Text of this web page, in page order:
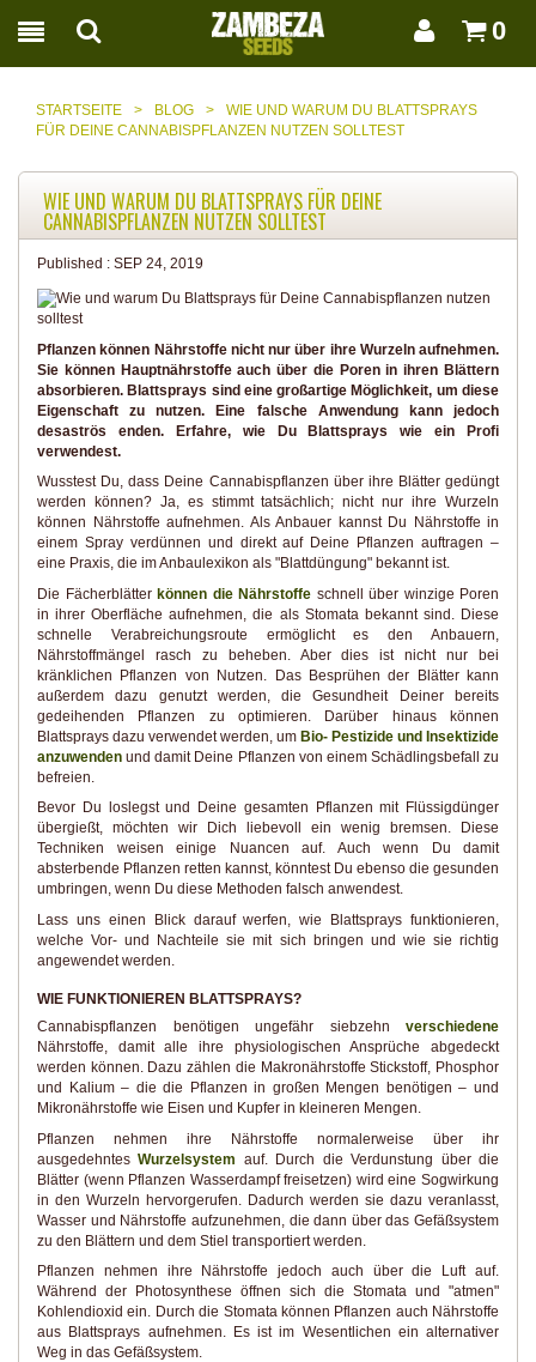
0
STARTSEITE > BLOG >
WIE UND WARUM DU BLATTSPRAYS
FÜR DEINE CANNABISPFLANZEN NUTZEN SOLLTEST
WIE UND WARUM DU BLATTSPRAYS FÜR DEINE
CANNABISPFLANZEN NUTZEN SOLLTEST
Published : SEP 24, 2019
Pflanzen können Nährstoffe nicht nur über ihre Wurzeln aufnehmen.
Sie können Hauptnährstoffe auch über die Poren in ihren Blättern
absorbieren. Blattsprays sind eine großartige Möglichkeit, um diese
Eigenschaft zu nutzen. Eine falsche Anwendung kann jedoch
desaströs enden. Erfahre, wie Du Blattsprays wie ein Profi
verwendest.
Wusstest Du, dass Deine Cannabispflanzen über ihre Blätter gedüngt
werden können? Ja, es stimmt tatsächlich; nicht nur ihre Wurzeln
können Nährstoffe aufnehmen. Als Anbauer kannst Du Nährstoffe in
einem Spray verdünnen und direkt auf Deine Pflanzen auftragen –
eine Praxis, die im Anbaulexikon als "Blattdüngung" bekannt ist.
Die Fächerblätter können die Nährstoffe schnell über winzige Poren
in ihrer Oberfläche aufnehmen, die als Stomata bekannt sind. Diese
schnelle Verabreichungsroute ermöglicht es den Anbauern,
Nährstoffmängel rasch zu beheben. Aber dies ist nicht nur bei
kränklichen Pflanzen von Nutzen. Das Besprühen der Blätter kann
außerdem dazu genutzt werden, die Gesundheit Deiner bereits
gedeihenden Pflanzen zu optimieren. Darüber hinaus können
Blattsprays dazu verwendet werden, um Bio- Pestizide und Insektizide
anzuwenden und damit Deine Pflanzen von einem Schädlingsbefall zu
befreien.
Bevor Du loslegst und Deine gesamten Pflanzen mit Flüssigdünger
übergießt, möchten wir Dich liebevoll ein wenig bremsen. Diese
Techniken weisen einige Nuancen auf. Auch wenn Du damit
absterbende Pflanzen retten kannst, könntest Du ebenso die gesunden
umbringen, wenn Du diese Methoden falsch anwendest.
Lass uns einen Blick darauf werfen, wie Blattsprays funktionieren,
welche Vor- und Nachteile sie mit sich bringen und wie sie richtig
angewendet werden.
WIE FUNKTIONIEREN BLATTSPRAYS?
Cannabispflanzen benötigen ungefähr siebzehn verschiedene
Nährstoffe, damit alle ihre physiologischen Ansprüche abgedeckt
werden können. Dazu zählen die Makronährstoffe Stickstoff, Phosphor
und Kalium – die die Pflanzen in großen Mengen benötigen – und
Mikronährstoffe wie Eisen und Kupfer in kleineren Mengen.
Pflanzen nehmen ihre Nährstoffe normalerweise über ihr
ausgedehntesWurzelsystem auf. Durch die Verdunstung über die
Blätter (wenn Pflanzen Wasserdampf freisetzen) wird eine Sogwirkung
in den Wurzeln hervorgerufen. Dadurch werden sie dazu veranlasst,
Wasser und Nährstoffe aufzunehmen, die dann über das Gefäßsystem
zu den Blättern und dem Stiel transportiert werden.
Pflanzen nehmen ihre Nährstoffe jedoch auch über die Luft auf.
Während der Photosynthese öffnen sich die Stomata und "atmen"
Kohlendioxid ein. Durch die Stomata können Pflanzen auch Nährstoffe
aus Blattsprays aufnehmen. Es ist im Wesentlichen ein alternativer
Weg in das Gefäßsystem.